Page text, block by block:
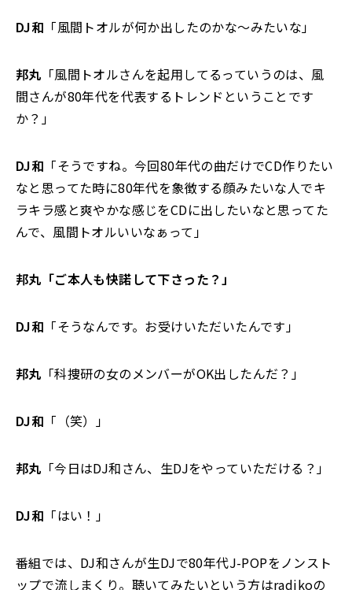
DJ和 「風間トオルが何か出したのかな～みたいな」
邦丸 「風間トオルさんを起用してるっていうのは、風
間さんが80年代を代表するトレンドということです
か？」
DJ和 「そうですね。今回80年代の曲だけでCD作りたい
なと思ってた時に80年代を象徴する顔みたいな人でキ
ラキラ感と爽やかな感じをCDに出したいなと思ってた
んで、風間トオルいいなぁって」
邦丸「ご本人も快諾して下さった？」
DJ和 「そうなんです。お受けいただいたんです」
邦丸 「科捜研の女のメンバーがOK出したんだ？」
DJ和 「（笑）」
邦丸 「今日はDJ和さん、生DJをやっていただける？」
DJ和 「はい！」
番組では、DJ和さんが生DJで80年代J-POPをノンスト
ップで流しまくり。聴いてみたいという方はradikoの